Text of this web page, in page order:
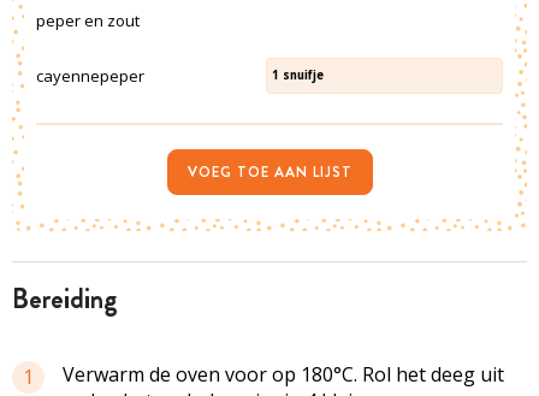
bereiding
1
Verwarm de oven voor op 180°C. Rol het deeg uit
peper en zout
cayennepeper 1 snuifje
VOEG TOE AAN LIJST